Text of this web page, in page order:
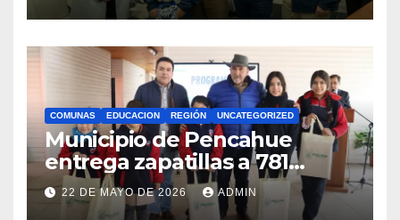
internacionales
COMUNAS EDUCACION REGIÓN UNCATEGORIZED
Municipio de Pencahue
entrega zapatillas a 781
estudiantes con recursos del
Royalty Minero
22 DE MAYO DE 2026 ADMIN